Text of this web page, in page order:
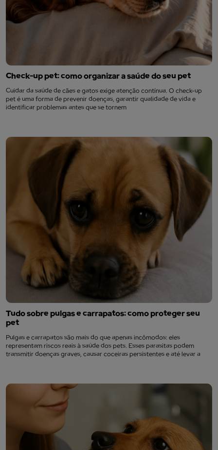
Check-up pet: como organizar a saúde do seu pet
Cuidar da saúde de cães e gatos exige atenção contínua. O check-up
pet é uma forma de prevenir doenças, garantir qualidade de vida e
identificar problemas antes que se tornem
Tudo sobre pulgas e carrapatos: como proteger seu
pet
Pulgas e carrapatos são mais do que apenas incômodos: eles
representam riscos reais à saúde dos pets. Esses parasitas podem
transmitir doenças graves, causar coceiras persistentes e até levar a